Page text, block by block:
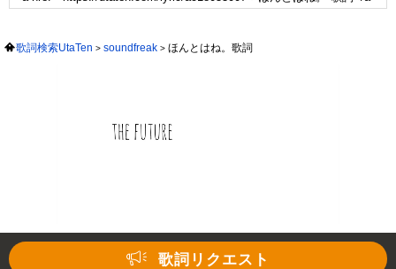
歌詞検索UtaTen soundfreak ほんとはね。歌詞
歌詞リクエスト